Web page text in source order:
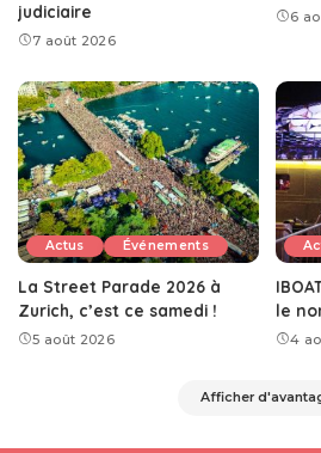
judiciaire
7 août 2026
6
Actus Événements
La Street Parade 2026 à
Zurich, c’est ce samedi !
5 août 2026
le
4
Afficher